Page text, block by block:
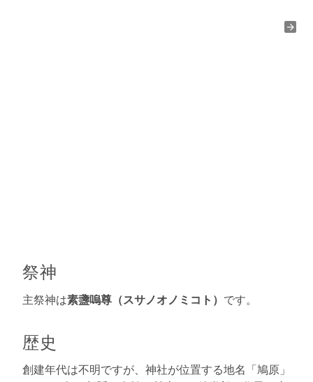
祭神
主祭神は素盞嗚尊（スサノオノミコト） です。
歴史
創建年代は不明ですが、神社が位置する地名「鳩原」